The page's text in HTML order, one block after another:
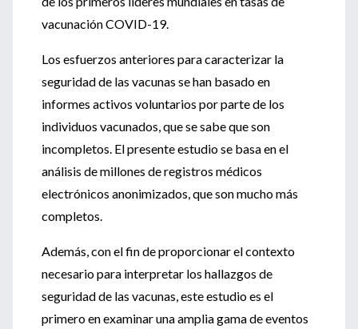
vacunación COVID-19.
Los esfuerzos anteriores para caracterizar la
seguridad de las vacunas se han basado en
informes activos voluntarios por parte de los
individuos vacunados, que se sabe que son
incompletos. El presente estudio se basa en el
análisis de millones de registros médicos
electrónicos anonimizados, que son mucho más
completos.
Además, con el fin de proporcionar el contexto
necesario para interpretar los hallazgos de
seguridad de las vacunas, este estudio es el
primero en examinar una amplia gama de eventos